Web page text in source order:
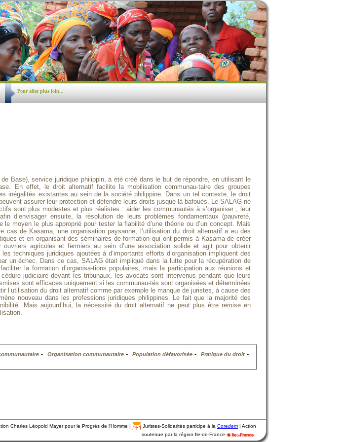
Pour aller plus loin...
Base), service juridique philippin, a été créé dans le but de répondre, en utilisant le
En effet, le droit alternatif facilite la mobilisation communau-taire des groupes
inégalités existantes au sein de la société philippine. Dans un tel contexte, le droit
assurer leur protection et défendre leurs droits jusque là bafoués. Le SALAG ne
sont plus modestes et plus réalistes : aider les communautés à s’organiser ; leur
d’envisager ensuite, la résolution de leurs problèmes fondamentaux (pauvreté,
moyen le plus approprié pour tester la fiabilité d’une théorie ou d’un concept. Mais
de Kasama, une organisation paysanne, l’utilisation du droit alternatif a eu des
et en organisant des séminaires de formation qui ont permis à Kasama de créer
ouvriers agricoles et fermiers au sein d’une association solide et agit pour obtenir
techniques juridiques ajoutées à d’importants efforts d’organisation impliquent des
un échec. Dans ce cas, SALAG était impliqué dans la lutte pour la récupération de
la formation d’organisa-tions populaires, mais la participation aux réunions et
judiciaire devant les tribunaux, les avocats sont intervenus pendant que leurs
sont efficaces uniquement si les communau-tés sont organisées et déterminées
l’utilisation du droit alternatif comme par exemple le manque de juristes, à cause des
nouveau dans les professions juridiques philippines. Le fait que la majorité des
Mais aujourd’hui, la nécessité du droit alternatif ne peut plus être remise en
- Organisation communautaire- Population défavorisée- Pratique du droit-
Charles Léopold Mayer pour le Progrès de l'Homme | Juristes-Solidarités participe à la Coredem | Action
soutenue par la région Ile-de-France